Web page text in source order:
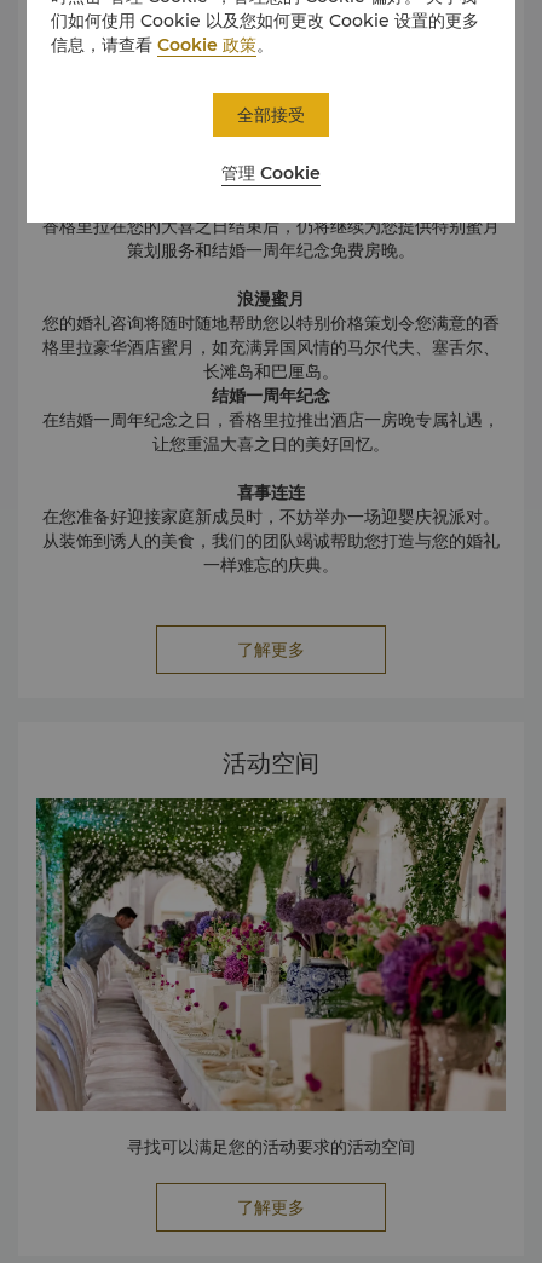
香格里拉在您的大喜之日结束后，仍将继续为您提供特别蜜月
策划服务和结婚一周年纪念免费房晚。
浪漫蜜月
您的婚礼咨询将随时随地帮助您以特别价格策划令您满意的香
格里拉豪华酒店蜜月，如充满异国风情的马尔代夫、塞舌尔、
长滩岛和巴厘岛。
结婚一周年纪念
在结婚一周年纪念之日，香格里拉推出酒店一房晚专属礼遇，
让您重温大喜之日的美好回忆。
喜事连连
在您准备好迎接家庭新成员时，不妨举办一场迎婴庆祝派对。
从装饰到诱人的美食，我们的团队竭诚帮助您打造与您的婚礼
一样难忘的庆典。
了解更多
活动空间
寻找可以满足您的活动要求的活动空间
了解更多
们如何使用 Cookie 以及您如何更改 Cookie 设置的更多
信息，请查看Cookie 政策。
管理 Cookie
全部接受